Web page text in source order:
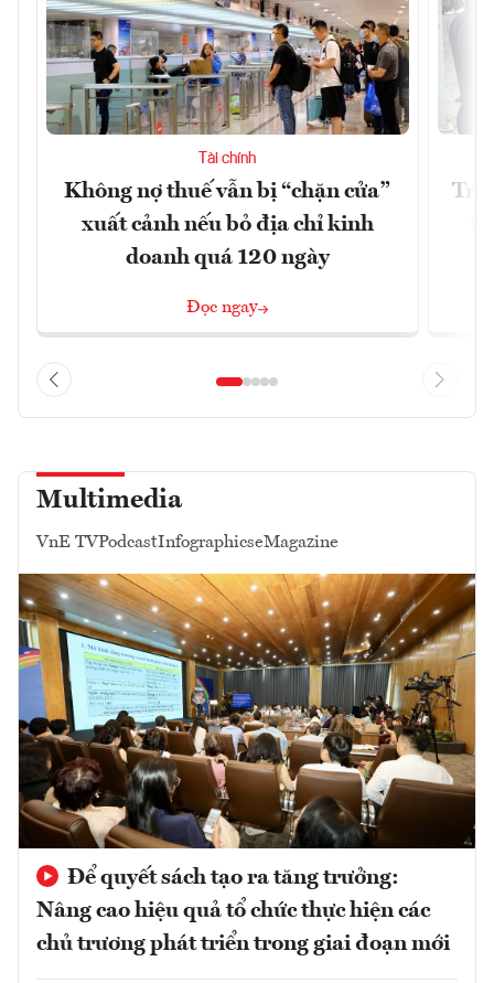
Tài chính
Không nợ thuế vẫn bị “chặn cửa”
xuất cảnh nếu bỏ địa chỉ kinh
doanh quá 120 ngày
Đọc ngay
Multimedia
VnE TVPodcastInfographicseMagazine
Để quyết sách tạo ra tăng trưởng:
Nâng cao hiệu quả tổ chức thực hiện các
chủ trương phát triển trong giai đoạn mới